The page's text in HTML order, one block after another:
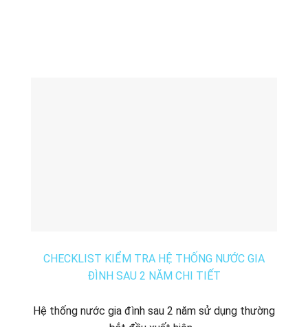
CHECKLIST KIỂM TRA HỆ THỐNG NƯỚC GIA
ĐÌNH SAU 2 NĂM CHI TIẾT
Hệ thống nước gia đình sau 2 năm sử dụng thường